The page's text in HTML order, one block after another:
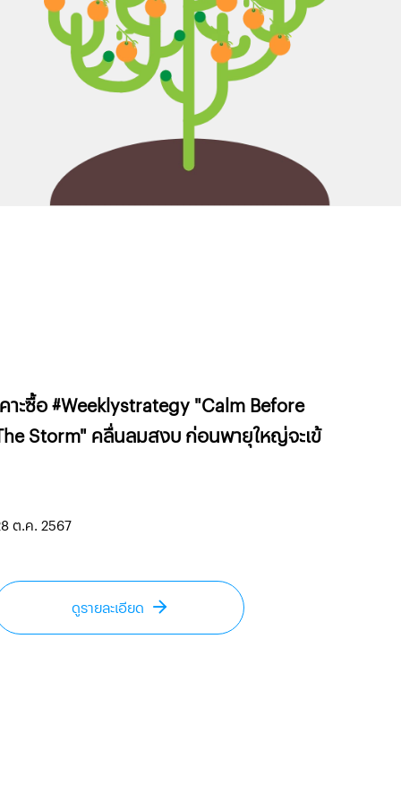
าะซื้อ #Weeklystrategy "Calm Before
Storm" คลื่นลมสงบ ก่อนพายุใหญ่จะเข้
ต.ค. 2567
ดูรายละเอียด